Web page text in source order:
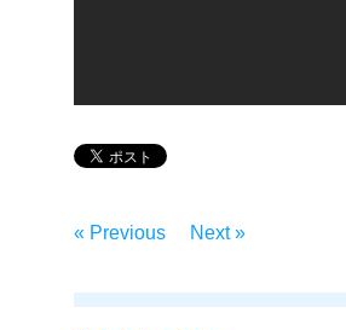
« Previous Next »